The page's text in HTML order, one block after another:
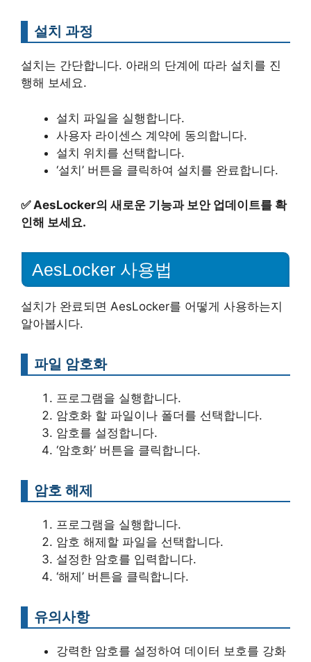
설치 과정
설치는 간단합니다. 아래의 단계에 따라 설치를 진
행해 보세요.
설치 파일을 실행합니다.
사용자 라이센스 계약에 동의합니다.
설치 위치를 선택합니다.
‘설치’ 버튼을 클릭하여 설치를 완료합니다.
✅AesLocker의 새로운 기능과 보안 업데이트를 확
인해 보세요.
AesLocker 사용법
설치가 완료되면 AesLocker를 어떻게 사용하는지
알아봅시다.
파일 암호화
프로그램을 실행합니다.
암호화 할 파일이나 폴더를 선택합니다.
암호를 설정합니다.
‘암호화’ 버튼을 클릭합니다.
암호 해제
프로그램을 실행합니다.
암호 해제할 파일을 선택합니다.
설정한 암호를 입력합니다.
‘해제’ 버튼을 클릭합니다.
유의사항
강력한 암호를 설정하여 데이터 보호를 강화